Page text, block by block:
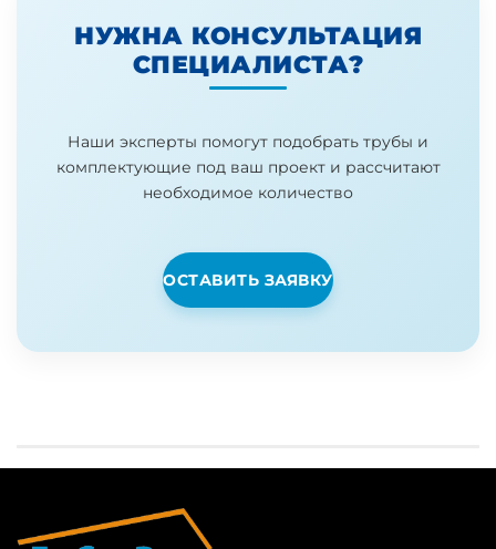
НУЖНА КОНСУЛЬТАЦИЯ
СПЕЦИАЛИСТА?
Наши эксперты помогут подобрать трубы и
комплектующие под ваш проект и рассчитают
необходимое количество
ОСТАВИТЬ ЗАЯВКУ